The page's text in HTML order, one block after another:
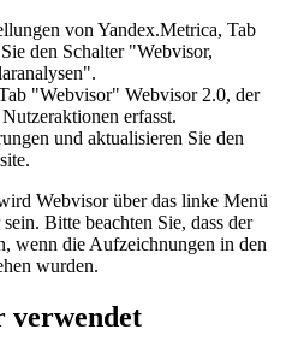
von Yandex.Metrica, Tab
den Schalter "Webvisor,
"Webvisor" Webvisor 2.0, der
erfasst.
und aktualisieren Sie den
Webvisor über das linke Menü
Bitte beachten Sie, dass der
wenn die Aufzeichnungen in den
wurden.
verwendet